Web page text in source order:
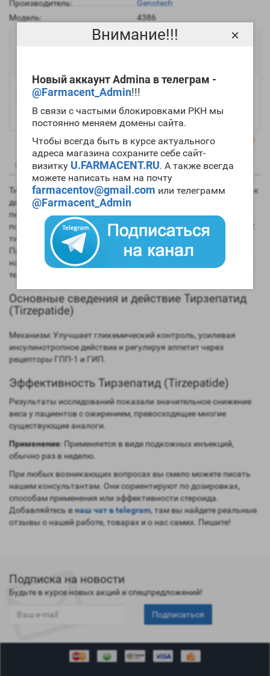
Внимание!!!
Новый аккаунт Admina в телеграм -
@Farmacent_Admin!!!
В связи с частыми блокировками РКН мы
постоянно меняем домены сайта.
Чтобы всегда быть в курсе актуального
адреса магазина сохраните себе сайт-
визитку U.FARMACENT.RU. А также всегда
можете написать нам на почту
farmacentov@gmail.com или телеграмм
@Farmacent_Admin
×
Производитель:
Genotech
Модель:
4386
+ Купить
Описание Отзывы0 Вопрос - Ответ0
Тирзепатид — это инновационный препарат, действующий как
двойной агонист рецепторов ГПП-1 (глюкагоноподобного
пептида-1) и ГИП (глюкозозависимого инсулинотропного
полипептида). Применяется для лечения сахарного диабета 2
типа и ожирения, эффективно снижая уровень сахара и вес.
Препарат вводится подкожно раз в неделю (торговое
название Mounjaro), вызывая существенное снижение массы
тела за счет ограничения потребления пищи.
Основные сведения и действие Тирзепатид
(Tirzepatide)
Механизм: Улучшает гликемический контроль, усиливая
инсулинотропное действие и регулируя аппетит через
рецепторы ГПП-1 и ГИП.
Эффективность Тирзепатид (Tirzepatide)
Результаты исследований показали значительное снижение
веса у пациентов с ожирением, превосходящее многие
существующие аналоги.
Применение : Применяется в виде подкожных инъекций,
обычно раз в неделю.
При любых возникающих вопросах вы смело можете писать
нашим консультантам. Они сориентируют по дозировках,
способам применения или эффективности стероида.
Добавляйтесь внаш чат в telegram, там вы найдете реальные
отзывы о нашей работе, товарах и о нас самих. Пишите!
Подписка на новости
Будьте в курсе новых акций и спецпредложений!
Подписаться